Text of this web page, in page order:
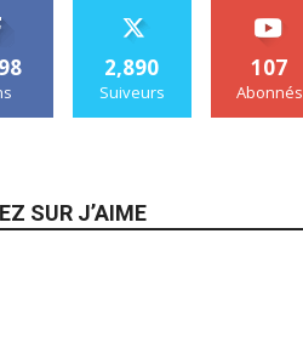
2,890
Suiveurs
107
Abonnés
SUR J’AIME